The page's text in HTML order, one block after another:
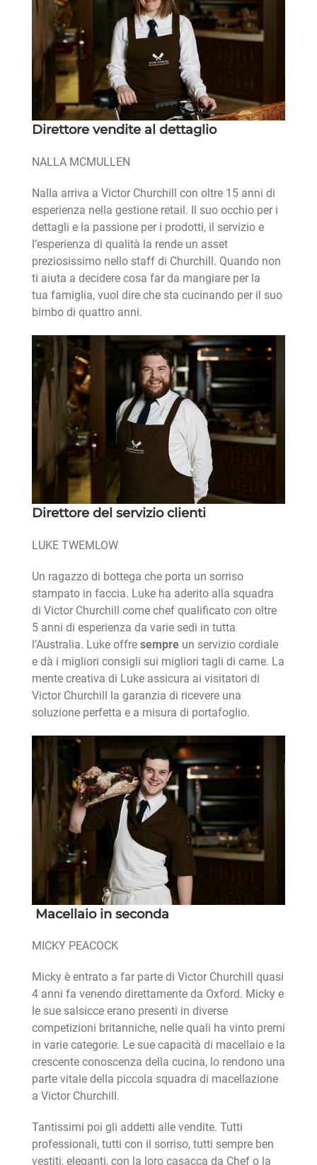
Direttore vendite al dettaglio
NALLA MCMULLEN
Nalla arriva a Victor Churchill con oltre 15 anni di
esperienza nella gestione retail. Il suo occhio per i
dettagli e la passione per i prodotti, il servizio e
l’esperienza di qualità la rende un asset
preziosissimo nello staff di Churchill. Quando non
ti aiuta a decidere cosa far da mangiare per la
tua famiglia, vuol dire che sta cucinando per il suo
bimbo di quattro anni.
Direttore del servizio clienti
LUKE TWEMLOW
Un ragazzo di bottega che porta un sorriso
stampato in faccia. Luke ha aderito alla squadra
di Victor Churchill come chef qualificato con oltre
5 anni di esperienza da varie sedi in tutta
l’Australia. Luke offre sempreun servizio cordiale
e dà i migliori consigli sui migliori tagli di carne. La
mente creativa di Luke assicura ai visitatori di
Victor Churchill la garanzia di ricevere una
soluzione perfetta e a misura di portafoglio.
Macellaio in seconda
MICKY PEACOCK
Micky è entrato a far parte di Victor Churchill quasi
4 anni fa venendo direttamente da Oxford. Micky e
le sue salsicce erano presenti in diverse
competizioni britanniche, nelle quali ha vinto premi
in varie categorie. Le sue capacità di macellaio e la
crescente conoscenza della cucina, lo rendono una
parte vitale della piccola squadra di macellazione
a Victor Churchill.
Tantissimi poi gli addetti alle vendite. Tutti
professionali, tutti con il sorriso, tutti sempre ben
vestiti, eleganti, con la loro casacca da Chef o la